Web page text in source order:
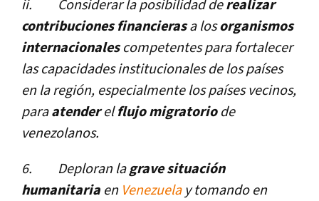
ii. Considerar la posibilidad derealizar
contribuciones financierasa losorganismos
internacionalescompetentes para fortalecer
las capacidades institucionales de los paí­ses
en la región, especialmente los paí­ses vecinos,
paraatenderelflujo migratoriode
venezolanos.
6.
Deploran lagrave situación
humanitaria en Venezuelay tomando en